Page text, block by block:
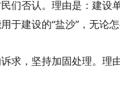
否认。理由是：建设
于建设的“盐沙”，无论
，坚持加固处理。理